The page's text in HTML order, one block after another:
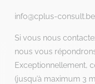
info@cplus-consult.be
Si vous nous
nous vous
Exceptionnellement,
(jusqu’à maximum 3